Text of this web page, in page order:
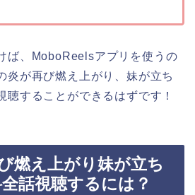
ば、MoboReelsアプリを使うの
炎が再び燃え上がり、妹が立ち
聴することができるはずです！
燃え上がり妹が立ち
話視聴するには？